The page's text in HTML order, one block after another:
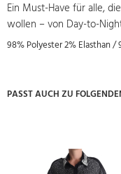
Ein Must-Have für alle,
wollen – von Day-to-
98% Polyester 2% Elasthan /
PASST AUCH ZU